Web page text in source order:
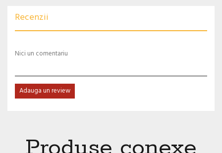
Recenzii
Nici un comentariu
Adauga un review